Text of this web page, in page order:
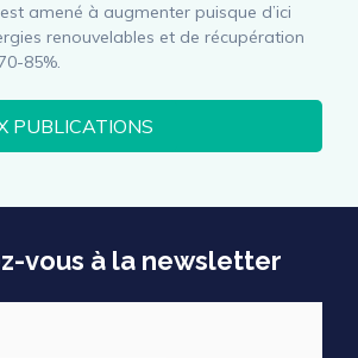
amené à augmenter puisque d’ici
renouvelables et de récupération
85%.
PUBLICATIONS
vous à la newsletter